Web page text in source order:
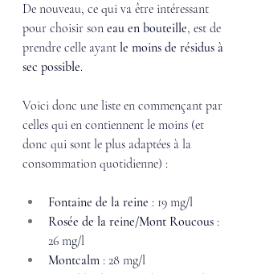
De nouveau, ce qui va être intéressant
pour choisir son eau en bouteille, est de
prendre celle ayant le moins de résidus à
sec possible.
Voici donc une liste en commençant par
celles qui en contiennent le moins (et
donc qui sont le plus adaptées à la
consommation quotidienne) :
Fontaine de la reine : 19 mg/l
Rosée de la reine/Mont Roucous :
26 mg/l
Montcalm : 28 mg/l